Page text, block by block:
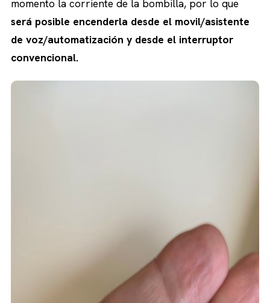
momento la corriente de la bombilla, por lo que
será posible encenderla desde el movil/asistente
de voz/automatización y desde el interruptor
convencional.